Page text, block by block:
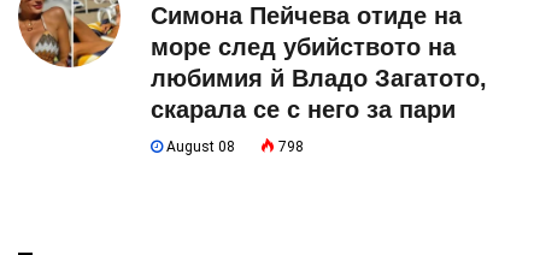
Симона Пейчева отиде на
море след убийството на
любимия й Владо Загатото,
скарала се с него за пари
August 08 798